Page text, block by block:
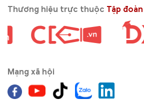
Thương hiệu trực thuộc Tập đoàn
Mạng xã hội